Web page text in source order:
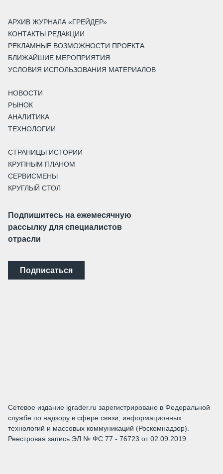
АРХИВ ЖУРНАЛА «ГРЕЙДЕР»
КОНТАКТЫ РЕДАКЦИИ
РЕКЛАМНЫЕ ВОЗМОЖНОСТИ ПРОЕКТА
БЛИЖАЙШИЕ МЕРОПРИЯТИЯ
УСЛОВИЯ ИСПОЛЬЗОВАНИЯ МАТЕРИАЛОВ
НОВОСТИ
РЫНОК
АНАЛИТИКА
ТЕХНОЛОГИИ
СТРАНИЦЫ ИСТОРИИ
КРУПНЫМ ПЛАНОМ
СЕРВИСМЕНЫ
КРУГЛЫЙ СТОЛ
Подпишитесь на ежемесячную
рассылку для специалистов
отрасли
Подписаться
Сетевое издание igrader.ru зарегистрировано в Федеральной
службе по надзору в сфере связи, информационных
технологий и массовых коммуникаций (Роскомнадзор).
Реестровая запись ЭЛ № ФС 77 - 76723 от 02.09.2019